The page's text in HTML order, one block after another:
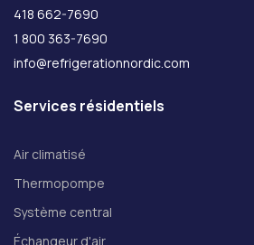
418 662-7690
1 800 363-7690
info@refrigerationnordic.com
Services résidentiels
Air climatisé
Thermopompe
Système central
Échangeur d'air